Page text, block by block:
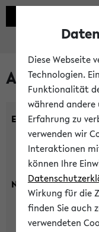
Alle
Einrichtung:
Nachname:
Diese Webseite
Technologien.
Funktionalität
während andere
Erfahrung zu
verwenden wir
Interaktionen
können Ihre
Wirkung für die
finden Sie auch
verwendeten